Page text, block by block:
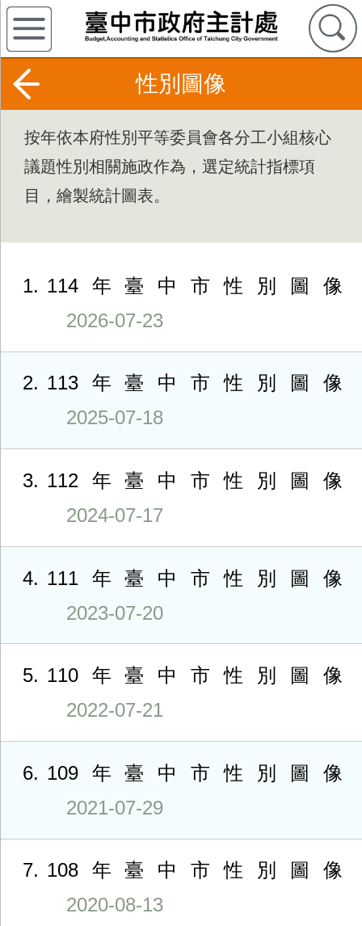
性別圖像
按年依本府性別平等委員會各分工小組核心
議題性別相關施政作為，選定統計指標項
目，繪製統計圖表。
1
114年臺中市性別圖像
2026-07-23
2
113年臺中市性別圖像
2025-07-18
3
112年臺中市性別圖像
2024-07-17
4
111年臺中市性別圖像
2023-07-20
5
110年臺中市性別圖像
2022-07-21
6
109年臺中市性別圖像
2021-07-29
7
108年臺中市性別圖像
2020-08-13